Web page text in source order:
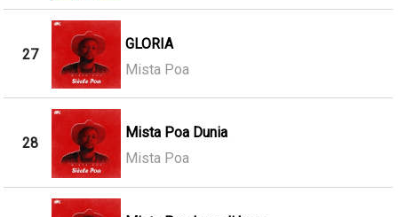
27
GLORIA
Mista Poa
28
Mista Poa Dunia
Mista Poa